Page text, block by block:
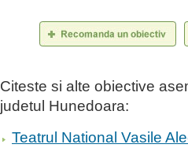
Citeste si alte obiective
judetul Hunedoara:
Teatrul National Vasile